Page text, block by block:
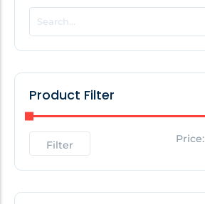
POPULAR THIS WEEK
No Posts Found!
No Posts Found!
Product Filter
Filter Price: